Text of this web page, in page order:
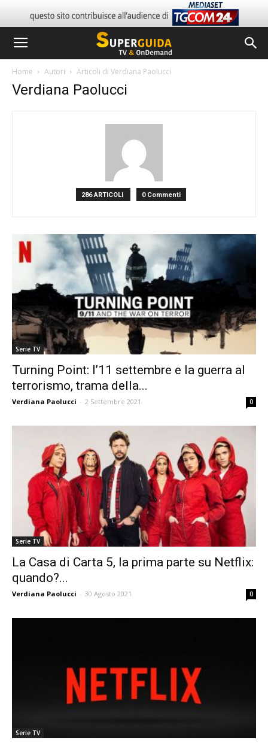
Home Autori Articoli di Verdiana Paolucci
Verdiana Paolucci
286 ARTICOLI 0 Commenti
Serie TV
Turning Point: l’11 settembre e la guerra al
terrorismo, trama della...
Verdiana Paolucci - 2 Settembre 2021 0
Serie TV
La Casa di Carta 5, la prima parte su Netflix:
quando?...
Verdiana Paolucci - 30 Agosto 2021 0
Serie TV